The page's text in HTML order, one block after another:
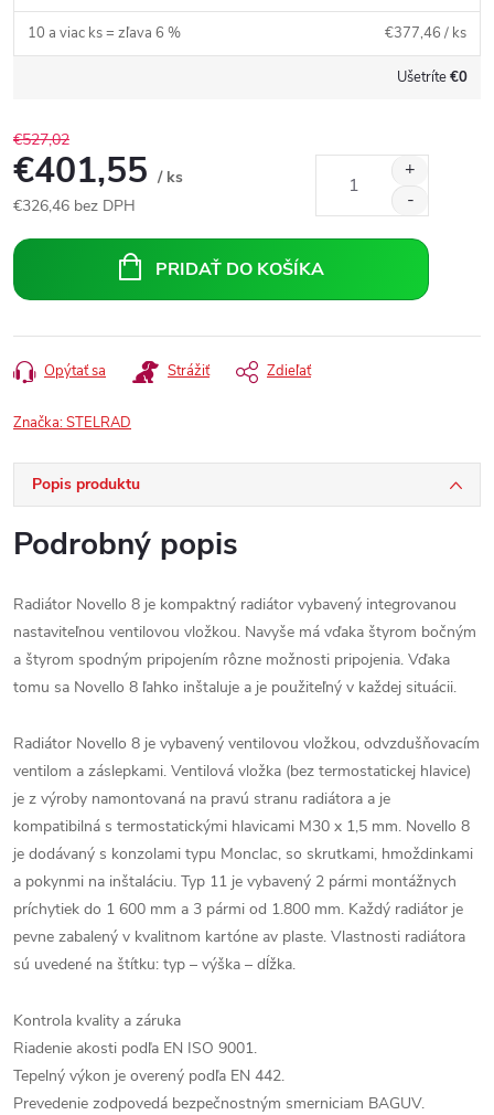
10 a viac ks = zľava 6 % €377,46 / ks
Ušetríte€0
€527,02
€401,55 / ks
€326,46 bez DPH
cena:
PRIDAŤ DO KOŠÍKA
Opýtať sa Strážiť Zdieľať
Značka:STELRAD
Popis produktu
Podrobný popis
Radiátor Novello 8 je kompaktný radiátor vybavený integrovanou
nastaviteľnou ventilovou vložkou. Navyše má vďaka štyrom bočným
a štyrom spodným pripojením rôzne možnosti pripojenia. Vďaka
tomu sa Novello 8 ľahko inštaluje a je použiteľný v každej situácii.
Radiátor Novello 8 je vybavený ventilovou vložkou, odvzdušňovacím
ventilom a záslepkami. Ventilová vložka (bez termostatickej hlavice)
je z výroby namontovaná na pravú stranu radiátora a je
kompatibilná s termostatickými hlavicami M30 x 1,5 mm. Novello 8
je dodávaný s konzolami typu Monclac, so skrutkami, hmoždinkami
a pokynmi na inštaláciu. Typ 11 je vybavený 2 pármi montážnych
príchytiek do 1 600 mm a 3 pármi od 1.800 mm. Každý radiátor je
pevne zabalený v kvalitnom kartóne av plaste. Vlastnosti radiátora
sú uvedené na štítku: typ – výška – dĺžka.
Kontrola kvality a záruka
Riadenie akosti podľa EN ISO 9001.
Tepelný výkon je overený podľa EN 442.
Prevedenie zodpovedá bezpečnostným smerniciam BAGUV.